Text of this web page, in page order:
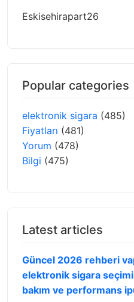
Eskisehirapart26
Popular categories
elektronik sigara (485)
Fiyatları (481)
Yorum (478)
Bilgi (475)
Latest articles
Güncel 2026 rehberi
elektronik sigara
bakım ve performans